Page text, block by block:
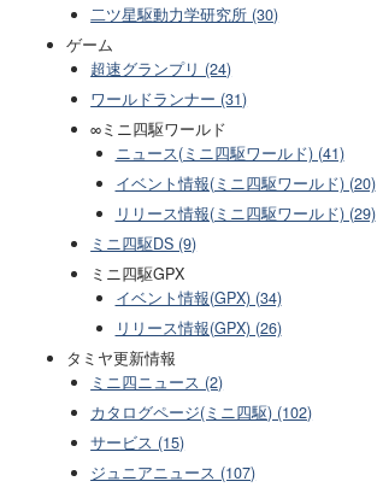
二ツ星駆動力学研究所 (30)
ゲーム
超速グランプリ (24)
ワールドランナー (31)
∞ミニ四駆ワールド
ニュース(ミニ四駆ワールド) (41)
イベント情報(ミニ四駆ワールド) (20)
リリース情報(ミニ四駆ワールド) (29)
ミニ四駆DS (9)
ミニ四駆GPX
イベント情報(GPX) (34)
リリース情報(GPX) (26)
タミヤ更新情報
ミニ四ニュース (2)
カタログページ(ミニ四駆) (102)
サービス (15)
ジュニアニュース (107)